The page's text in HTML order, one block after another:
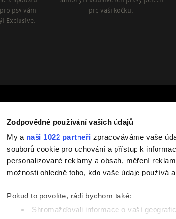
Zodpovědné používání vašich údajů
My a naši 1022 partneři zpracováváme vaše
souborů cookie pro uchování a přístup k
personalizované reklamy a obsah, měření
možnosti ohledně toho, kdo vaše údaje používá
Pokud to povolíte, rádi bychom také:
Shromažďovali informace o vaší
psy vám
Exclusive.
pro vaši kočku.
Pokračujte